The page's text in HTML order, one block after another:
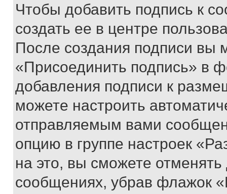
Чтобы добавить подпись к
создать ее в центре
После создания подписи вы
«Присоединить подпись» в
добавления подписи к
можете настроить
отправляемым вами
опцию в группе настроек
на это, вы сможете
сообщениях, убрав флажок